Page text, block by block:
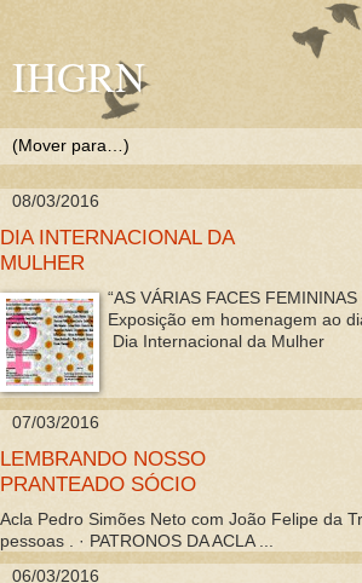
IHGRN
08/03/2016
DIA INTERNACIONAL DA
MULHER
“AS VÁRIAS FACES FEMININAS
Exposição em homenagem ao
Dia Internacional da
07/03/2016
LEMBRANDO NOSSO
PRANTEADO SÓCIO
Acla Pedro Simões Neto com João Felipe da
pessoas . · PATRONOS DA ACLA ...
06/03/2016